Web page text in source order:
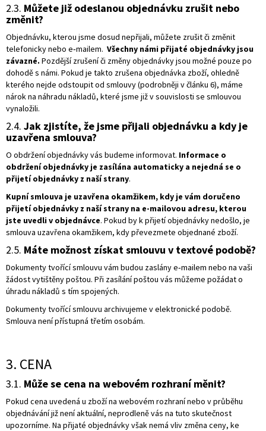
2.3. Můžete již odeslanou objednávku zrušit nebo
změnit?
Objednávku, kterou jsme dosud nepřijali, můžete zrušit či změnit
telefonicky nebo e‑mailem. Všechny námi přijaté objednávky jsou
závazné. Pozdější zrušení či změny objednávky jsou možné pouze po
dohodě s námi. Pokud je takto zrušena objednávka zboží, ohledně
kterého nejde odstoupit od smlouvy (podrobněji v článku 6), máme
nárok na náhradu nákladů, které jsme již v souvislosti se smlouvou
vynaložili.
2.4. Jak zjistíte, že jsme přijali objednávku a kdy je
uzavřena smlouva?
O obdržení objednávky vás budeme informovat. Informace o
obdržení objednávky je zasílána automaticky a nejedná se o
přijetí objednávky z naší strany.
Kupní smlouva je uzavřena okamžikem, kdy je vám doručeno
přijetí objednávky z naší strany na e-mailovou adresu, kterou
jste uvedli v objednávce. Pokud by k přijetí objednávky nedošlo, je
smlouva uzavřena okamžikem, kdy převezmete objednané zboží.
2.5. Máte možnost získat smlouvu v textové podobě?
Dokumenty tvořící smlouvu vám budou zaslány e‑mailem nebo na vaši
žádost vytištěny poštou. Při zasílání poštou vás můžeme požádat o
úhradu nákladů s tím spojených.
Dokumenty tvořící smlouvu archivujeme v elektronické podobě.
Smlouva není přístupná třetím osobám.
3. CENA
3.1. Může se cena na webovém rozhraní měnit?
Pokud cena uvedená u zboží na webovém rozhraní nebo v průběhu
objednávání již není aktuální, neprodleně vás na tuto skutečnost
upozorníme. Na přijaté objednávky však nemá vliv změna ceny, ke